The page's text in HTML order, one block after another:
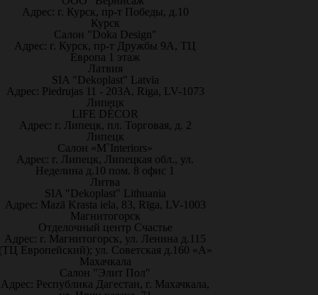
Адрес: г. Курск, пр-т Победы, д.10
Курск
Салон "Doka Design"
Адрес: г. Курск, пр-т Дружбы 9А, ТЦ
Европа 1 этаж
Латвия
SIA "Dekoplast" Latvia
Адрес: Piedrujas 11 - 203A, Riga, LV-1073
Липецк
LIFE DÉCOR
Адрес: г. Липецк, пл. Торговая, д. 2
Липецк
Салон «M`Interiors»
Адрес: г. Липецк, Липецкая обл., ул.
Неделина д.10 пом. 8 офис 1
Литва
SIA "Dekoplast" Lithuania
Адрес: Mazā Krasta iela, 83, Rīga, LV-1003
Магнитогорск
Отделочный центр Счастье
Адрес: г. Магнитогорск, ул. Ленина д.115
Европейский); ул. Советская д.160 «А»
Махачкала
Салон "Элит Пол"
Адрес: Республика Дагестан, г. Махачкала,